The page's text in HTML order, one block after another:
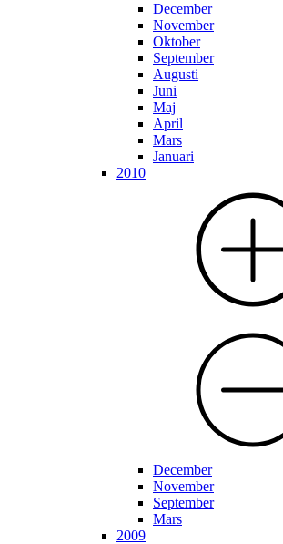
December
November
Oktober
September
Augusti
Juni
Maj
April
Mars
Januari
2010
December
November
September
Mars
2009